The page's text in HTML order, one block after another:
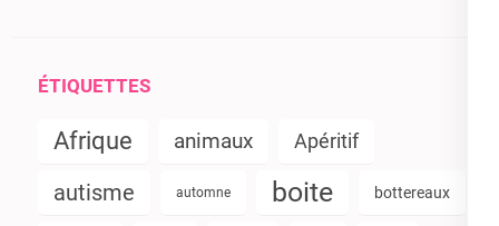
ÉTIQUETTES
Afrique animaux Apéritif
autisme automne boite bottereaux